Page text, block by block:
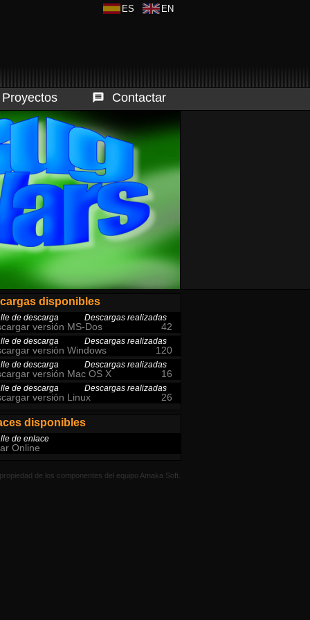
ES EN
Proyectos
Herramientas
: Games Online
Páginas web
Contactar
disponibles
de descarga
versión MS-Dos
Descargas realizadas
42
de descarga
versión Windows
Descargas realizadas
120
de descarga
versión Mac OS X
Descargas realizadas
16
de descarga
versión Linux
Descargas realizadas
26
disponibles
de enlace
Online
de los componentes del equipo Amaka Soft.